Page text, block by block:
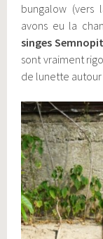
bungalow (vers
avons eu la
singes
sont vraiment
de lunette autour